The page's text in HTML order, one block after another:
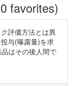
favorites)
評価方法とは異
与(曝露量)を求
はその後人間で